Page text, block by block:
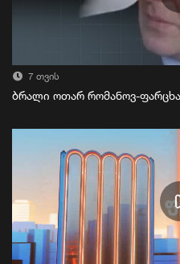
7 თვის
ბრალი ოთარ რომანოვ-